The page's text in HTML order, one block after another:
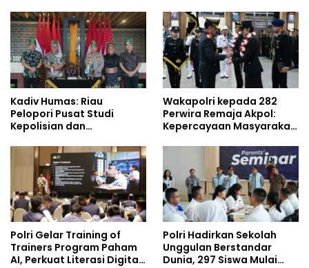
Era Digital
Umrah
Kadiv Humas: Riau
Pelopori Pusat Studi
Kepolisian dan
Policing Masuki Babak
Wakapolri kepada 282
Perwira Remaja Akpol:
Kepercayaan Masyarakat
Polri Gelar Training of
Trainers Program Paham
AI, Perkuat Literasi Digital
Polri Hadirkan Sekolah
Unggulan Berstandar
Dunia, 297 Siswa Mulai